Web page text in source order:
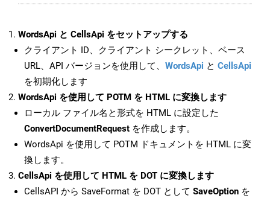
WordsApi と CellsApi をセットアップする
クライアント ID、クライアント シークレット、ベース
URL、API バージョンを使用して、 WordsApi と CellsApi
を初期化します
WordsApi を使用して POTM を HTML に変換します
ローカル ファイル名と形式を HTML に設定した
ConvertDocumentRequest を作成します。
WordsApi を使用して POTM ドキュメントを HTML に変
換します。
CellsApi を使用して HTML を DOT に変換します
CellsAPI から SaveFormat を DOT として SaveOption を